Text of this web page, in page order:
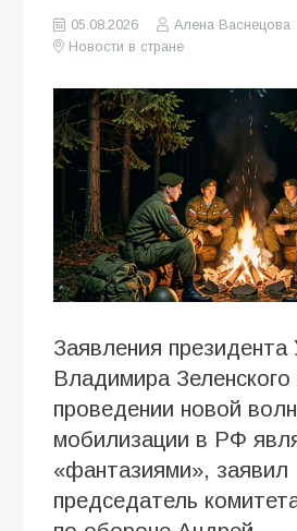
05.08.2026
Алена Васнецова
Новости в стране
Заявления президента
Владимира
проведении новой
мобилизации в РФ
«фантазиями», заявил
председатель